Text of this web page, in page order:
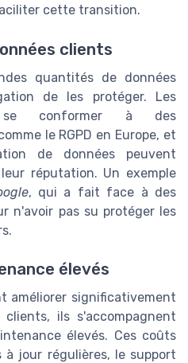
cette transition.
clients
quantités de données
de les protéger. Les
se conformer à des
le RGPD en Europe, et
de données peuvent
réputation. Un exemple
, qui a fait face à des
n'avoir pas su protéger les
élevés
améliorer significativement
ils s'accompagnent
élevés. Ces coûts
jour régulières, le support